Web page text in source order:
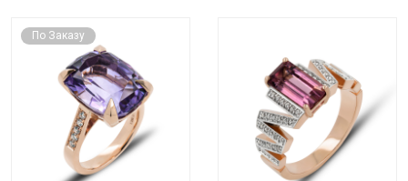
По Заказу